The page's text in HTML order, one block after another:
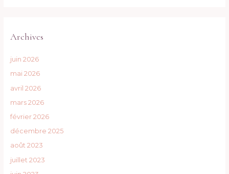
Archives
juin 2026
mai 2026
avril 2026
mars 2026
février 2026
décembre 2025
août 2023
juillet 2023